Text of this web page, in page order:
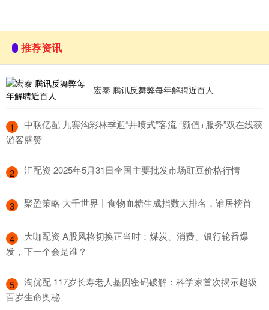
推荐资讯
宏泰 腾讯反舞弊每年解聘近百人
1
​中联亿配 九寨沟彩林季迎“井喷式”客流 “颜值+服务”双在线获
游客盛赞
2 ​汇配资 2025年5月31日全国主要批发市场豇豆价格行情
3 ​聚盈策略 大千世界丨食物血糖生成指数大排名，谁居榜首
4
​大咖配资 A股风格切换正当时：煤炭、消费、银行轮番爆
发，下一个会是谁？
5
​淘优配 117岁长寿老人基因密码破解：科学家首次揭示超级
百岁生命奥秘